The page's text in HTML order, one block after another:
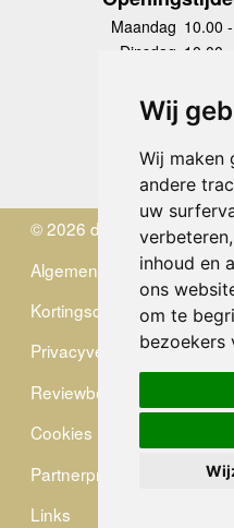
Wij
Wij maken
andere
uw
inhoud en
ons
om te
bezoekers
Maandag 10.00
Dinsdag 10.00
Donderdag
10.00
Vrijdag 10.00
© 2026 de Zwerver
Algemene Voorwaarden
Kortingscode
Privacyverklaring
Reviewbeleid
Cookies
Partnerprogramma
Links